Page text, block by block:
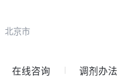
北京市
在线咨询 调剂办法